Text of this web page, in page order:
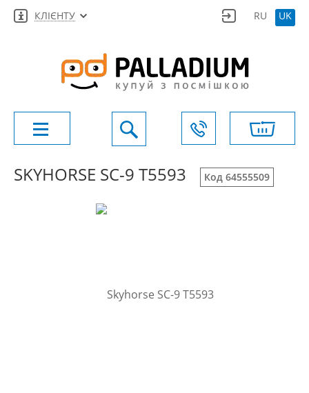
КЛІЄНТУ RU UK
SKYHORSE SC-9 T5593 Код 64555509